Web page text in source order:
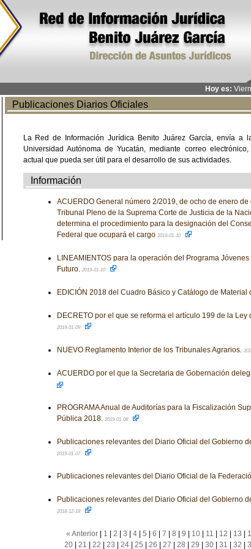
Hoy es:
Publicaciones Diarios Oficiales
La Red de Información Jurídica Benito Juárez García, envía a
Universidad Autónoma de Yucatán, mediante correo
actual que pueda ser útil para el desarrollo de sus actividades.
Información
ACUERDO General número 2/2019, de ocho de enero de
Tribunal Pleno de la Suprema Corte de Justicia de la
determina el procedimiento para la designación del
Federal que ocupará el cargo 2019-01-10
LINEAMIENTOS para la operación del Programa Jóvenes
Futuro. 2019-01-10
EDICIÓN 2018 del Cuadro Básico y Catálogo de Material
DECRETO por el que se reforma el artículo 199 de la Ley
2019-01-09
NUEVO Reglamento Interior de los Tribunales Agrarios.
ACUERDO por el que la Secretaria de Gobernación
PROGRAMA Anual de Auditorías para la Fiscalización
Pública 2018. 2019-01-08
Publicaciones relevantes del Diario Oficial del Gobierno
2019-01-07
Publicaciones relevantes del Diario Oficial de la
Publicaciones relevantes del Diario Oficial del Gobierno
2018-12-18
« Anterior| 1 2 3 4| 5 6 7 8 9 10| 11 12 13
20| 21 22 23 24| 25 26 27 28 29 30| 31 32